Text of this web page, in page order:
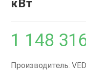
кВт
1 148
Производитель: